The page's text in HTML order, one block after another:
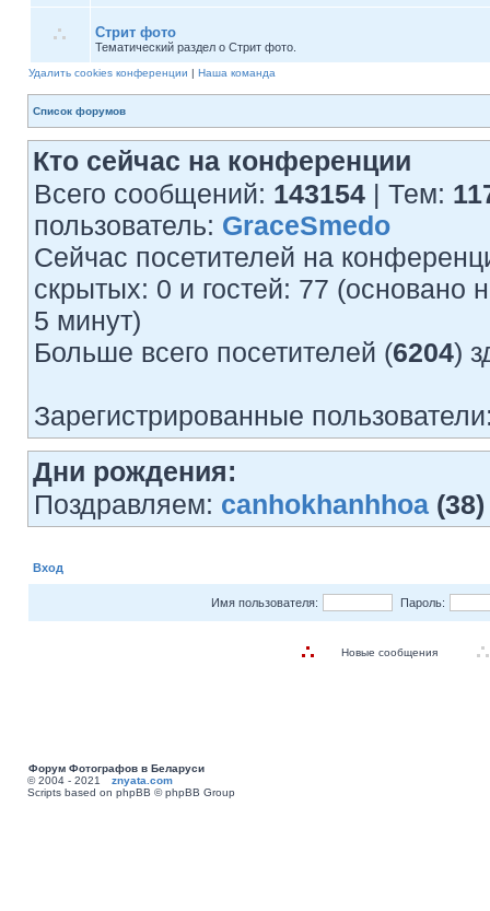
Стрит фото
Тематический раздел о Стрит фото.
Удалить cookies конференции | Наша команда
Список форумов
Кто сейчас на конференции
Всего сообщений: 143154 | Тем:
пользователь: GraceSmedo
Сейчас посетителей на
скрытых: 0 и гостей: 77 (основано
5 минут)
Больше всего посетителей (6204)
Зарегистрированные
Дни рождения:
Поздравляем: canhokhanhhoa (38)
Вход
Имя пользователя: Пароль:
Новые сообщения
Форум Фотографов в Беларуси
© 2004 - 2021 znyata.com
Scripts based on phpBB © phpBB Group